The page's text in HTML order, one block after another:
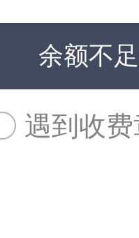
余额不
遇到收